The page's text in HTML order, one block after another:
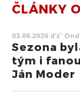
ČLÁNKY
03.06.2026 ďż˝
Sezona
tým i
Ján Moder